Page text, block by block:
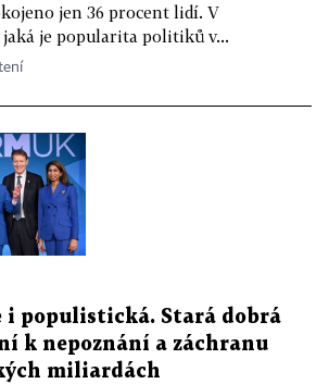
jen 36 procent lidí. V
je popularita politiků v...
i populistická. Stará dobrá
k nepoznání a záchranu
miliardách